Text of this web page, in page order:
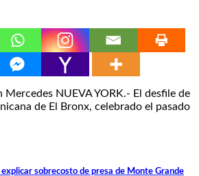
NUEVA YORK.- El desfile de
de El Bronx, celebrado el pasado
sobrecosto de presa de Monte Grande